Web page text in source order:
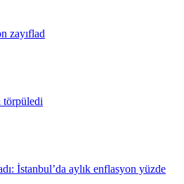
zayıflad
törpüledi
İstanbul’da aylık enflasyon yüzde